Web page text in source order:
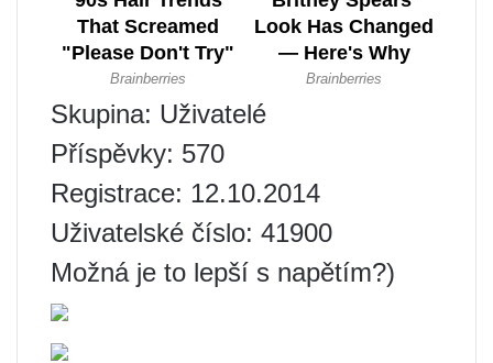
Skupina: Uživatelé
Příspěvky: 570
Registrace: 12.10.2014
Uživatelské číslo: 41900
Možná je to lepší s napětím?)